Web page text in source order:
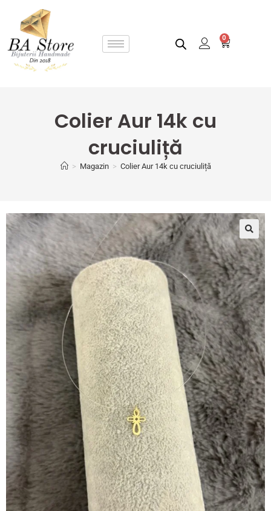
0
Colier Aur 14k cu
cruciuliță
> Magazin > Colier Aur 14k cu cruciuliță
🔍